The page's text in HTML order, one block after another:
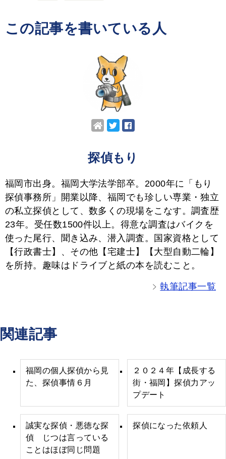
この記事を書いている人
探偵もり
福岡市出身。福岡大学法学部卒。2000年に「もり
探偵事務所」開業以降、福岡でも珍しい専業・独立
の私立探偵として、数多くの現場をこなす。調査歴
23年。受任数1500件以上。得意な調査はバイクを
使った尾行、聞き込み、潜入調査。国家資格として
【行政書士】、その他【宅建士】【大型自動二輪】
を所持。趣味はドライブと紙の本を読むこと。
執筆記事一覧
関連記事
福岡の個人探偵から見
た、探偵事情６月
２０２４年【成長する
街・福岡】探偵力アッ
プデート
誠実な探偵・悪徳な探
偵 じつは言っている
ことはほぼ同じ問題
探偵になった依頼人